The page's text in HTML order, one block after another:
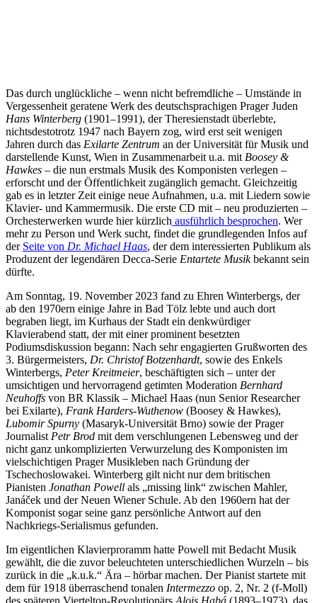
Das durch unglückliche – wenn nicht befremdliche – Umstände in
Vergessenheit geratene Werk des deutschsprachigen Prager Juden
Hans Winterberg (1901–1991), der Theresienstadt überlebte,
nichtsdestotrotz 1947 nach Bayern zog, wird erst seit wenigen
Jahren durch das Exilarte Zentrum an der Universität für Musik und
darstellende Kunst, Wien in Zusammenarbeit u.a. mit Boosey &
Hawkes – die nun erstmals Musik des Komponisten verlegen –
erforscht und der Öffentlichkeit zugänglich gemacht. Gleichzeitig
gab es in letzter Zeit einige neue Aufnahmen, u.a. mit Liedern sowie
Klavier- und Kammermusik. Die erste CD mit – neu produzierten –
Orchesterwerken wurde hier kürzlich ausführlich besprochen. Wer
mehr zu Person und Werk sucht, findet die grundlegenden Infos auf
der Seite von Dr. Michael Haas, der dem interessierten Publikum als
Produzent der legendären Decca-Serie Entartete Musikbekannt sein
dürfte.
Am Sonntag, 19. November 2023 fand zu Ehren Winterbergs, der
ab den 1970ern einige Jahre in Bad Tölz lebte und auch dort
begraben liegt, im Kurhaus der Stadt ein denkwürdiger
Klavierabend statt, der mit einer prominent besetzten
Podiumsdiskussion begann: Nach sehr engagierten Grußworten des
3. Bürgermeisters, Dr. Christof Botzenhardt, sowie des Enkels
Winterbergs, Peter Kreitmeier, beschäftigten sich – unter der
umsichtigen und hervorragend getimten Moderation Bernhard
Neuhoffs von BR Klassik – Michael Haas (nun Senior Researcher
bei Exilarte), Frank Harders-Wuthenow (Boosey & Hawkes),
Lubomir Spurny (Masaryk-Universität Brno) sowie der Prager
Journalist Petr Brod mit dem verschlungenen Lebensweg und der
nicht ganz unkomplizierten Verwurzelung des Komponisten im
vielschichtigen Prager Musikleben nach Gründung der
Tschechoslowakei. Winterberg gilt nicht nur dem britischen
Pianisten Jonathan Powell als „missing link“ zwischen Mahler,
Janáček und der Neuen Wiener Schule. Ab den 1960ern hat der
Komponist sogar seine ganz persönliche Antwort auf den
Nachkriegs-Serialismus gefunden.
Im eigentlichen Klavierproramm hatte Powell mit Bedacht Musik
gewählt, die die zuvor beleuchteten unterschiedlichen Wurzeln – bis
zurück in die „k.u.k.“ Ära – hörbar machen. Der Pianist startete mit
dem für 1918 überraschend tonalen Intermezzo op. 2, Nr. 2 (f-Moll)
des späteren Viertelton-Revolutionärs Alois Habá (1893–1973), das